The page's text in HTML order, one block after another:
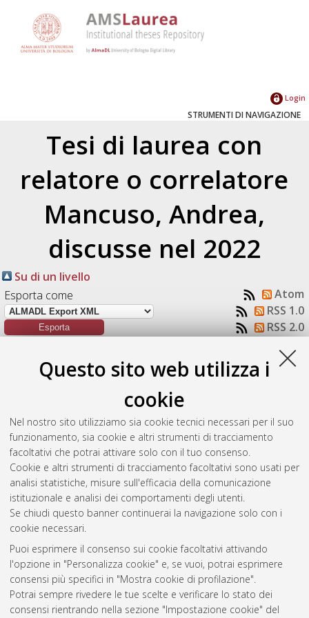
Questo sito web utilizza i
cookie
Nel nostro sito utilizziamo sia cookie tecnici necessari per il suo
funzionamento, sia cookie e altri strumenti di tracciamento
facoltativi che potrai attivare solo con il tuo consenso.
Cookie e altri strumenti di tracciamento facoltativi sono usati per
analisi statistiche, misure sull'efficacia della comunicazione
istituzionale e analisi dei comportamenti degli utenti.
Se chiudi questo banner continuerai la navigazione solo con i
cookie necessari.
Puoi esprimere il consenso sui cookie facoltativi attivando
l'opzione in "Personalizza cookie" e, se vuoi, potrai esprimere
consensi più specifici in "Mostra cookie di profilazione".
Potrai sempre rivedere le tue scelte e verificare lo stato dei
consensi rientrando nella sezione "Impostazione cookie" del
Login
STRUMENTI DI NAVIGAZIONE
Tesi di laurea con
relatore o correlatore
Mancuso, Andrea,
discusse nel 2022
Su di un livello
Esporta come
Atom
RSS 1.0
RSS 2.0
Tipologia della tesi|
Nessun raggruppamento
Damele, Luca(2022)Studio degli eventi di muone
nell'esperimento XENONnT.[Laurea], Università di Bologna,
Corso di Studio inFisica [L-DM270]
Questa lista e' stata generata ilThu Aug 6 18:16:51 2026
CEST
Atom
Rss 1.0
Rss 2.0